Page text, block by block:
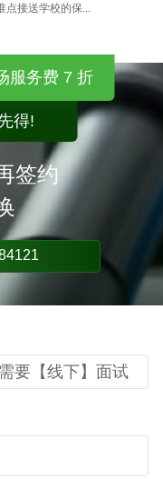
点接送学校的保...
服务费 7 折
得!
签约
要【线下】面试